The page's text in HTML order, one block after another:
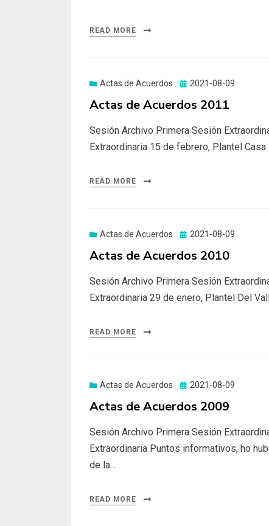
READ MORE
Actas de Acuerdos
Posted
on
2021-08-09
Actas de Acuerdos 2011
Sesión Archivo Primera Sesión
Extraordinaria 15 de febrero, Plantel
READ MORE
Actas de Acuerdos
Posted
on
2021-08-09
Actas de Acuerdos 2010
Sesión Archivo Primera Sesión
Extraordinaria 29 de enero, Plantel Del
READ MORE
Actas de Acuerdos
Posted
on
2021-08-09
Actas de Acuerdos 2009
Sesión Archivo Primera Sesión
Extraordinaria Puntos informativos, ho
de la…
READ MORE